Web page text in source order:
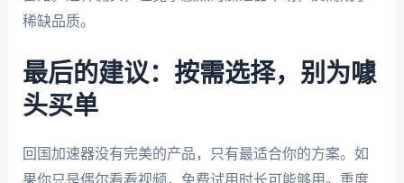
稀缺品质。
最后的建议：按需选择，别为噱
头买单
回国加速器没有完美的产品，只有最适合你的方案。如
果你只是偶尔看看视频，免费试用时长可能够用。重度